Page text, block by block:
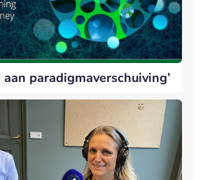
aan paradigmaverschuiving’